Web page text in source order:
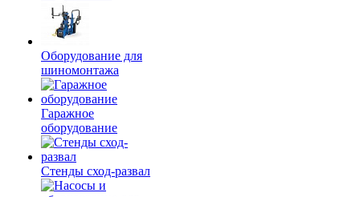
Оборудование для
шиномонтажа
Гаражное
оборудование
Стенды сход-развал